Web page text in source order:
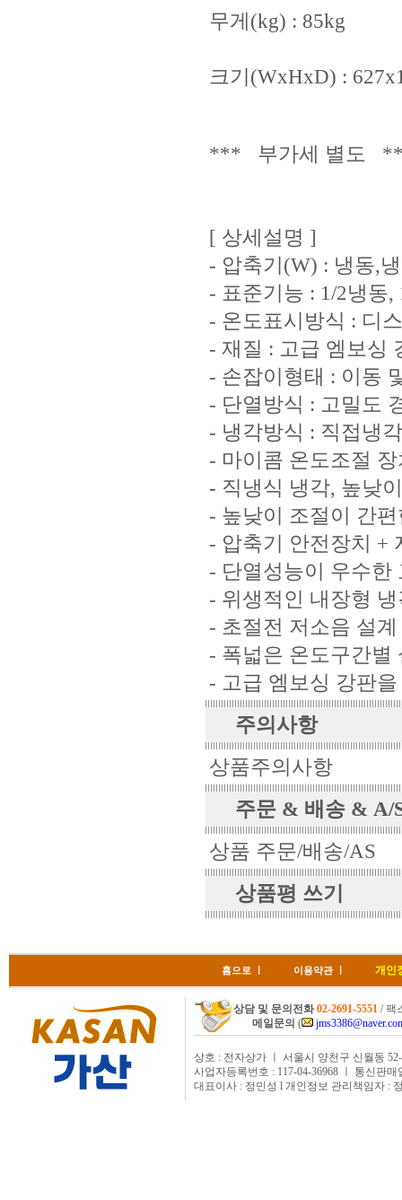
무게(kg) : 85kg
크기(WxHxD) :
*** 부가세 별도
[ 상세설명 ]
- 압축기(W) : 냉동,
- 표준기능 : 1/2냉동,
- 온도표시방식 : 디
- 재질 : 고급 엠보싱
- 손잡이형태 : 이동
- 단열방식 : 고밀도
- 냉각방식 : 직접냉
- 마이콤 온도조절 장
- 직냉식 냉각, 높낮
- 높낮이 조절이 간
- 압축기 안전장치 +
- 단열성능이 우수한
- 위생적인 내장형
- 초절전 저소음 설계
- 폭넓은 온도구간별
- 고급 엠보싱 강판
주의사항
상품주의사항
주문 & 배송 & A/
상품 주문/배송/AS
상품평 쓰기
홈으로 이용약관 개인
상담 및 문의전화02-2691-5551/ 팩
메일문의 (
상호 : 전자상가 ㅣ 서울시 양천구 신월동
사업자등록번호 : 117-04-36968 ㅣ 통신판매
대표이사 : 정민성 l 개인정보 관리책임자 :